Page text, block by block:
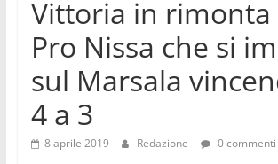
videonews
sempre
aggiornate
politica,
cronaca,
Vittoria in rimonta
Pro Nissa che si
sul Marsala
4 a 3
8 aprile 2019 Redazione 0 commenti